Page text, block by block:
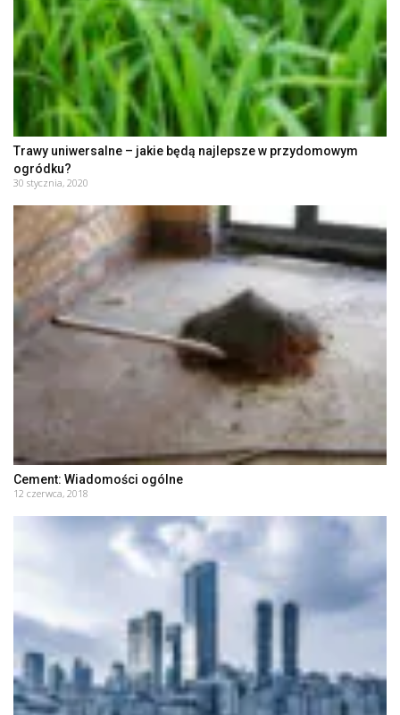
Trawy uniwersalne – jakie będą najlepsze w przydomowym
ogródku?
30 stycznia, 2020
Cement: Wiadomości ogólne
12 czerwca, 2018